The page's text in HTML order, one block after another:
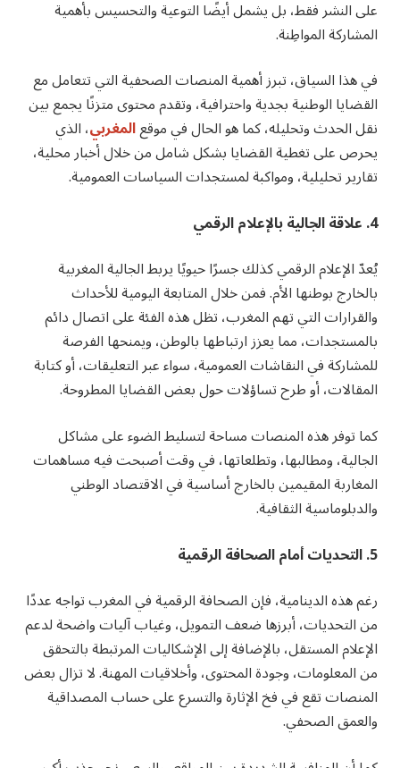
على النشر فقط، بل يشمل أيضًا التوعية والتحسيس بأهمية
المشاركة المواطِنة.
في هذا السياق، تبرز أهمية المنصات الصحفية التي تتعامل مع
القضايا الوطنية بجدية واحترافية، وتقدم محتوى متزنًا يجمع بين
نقل الحدث وتحليله، كما هو الحال في موقعالمغربي، الذي
يحرص على تغطية القضايا بشكل شامل من خلال أخبار محلية،
تقارير تحليلية، ومواكبة لمستجدات السياسات العمومية.
4. علاقة الجالية بالإعلام الرقمي
يُعدّ الإعلام الرقمي كذلك جسرًا حيويًا يربط الجالية المغربية
بالخارج بوطنها الأم. فمن خلال المتابعة اليومية للأحداث
والقرارات التي تهم المغرب، تظل هذه الفئة على اتصال دائم
بالمستجدات، مما يعزز ارتباطها بالوطن، ويمنحها الفرصة
للمشاركة في النقاشات العمومية، سواء عبر التعليقات، أو كتابة
المقالات، أو طرح تساؤلات حول بعض القضايا المطروحة.
كما توفر هذه المنصات مساحة لتسليط الضوء على مشاكل
الجالية، ومطالبها، وتطلعاتها، في وقت أصبحت فيه مساهمات
المغاربة المقيمين بالخارج أساسية في الاقتصاد الوطني
والدبلوماسية الثقافية.
5. التحديات أمام الصحافة الرقمية
رغم هذه الدينامية، فإن الصحافة الرقمية في المغرب تواجه عددًا
من التحديات، أبرزها ضعف التمويل، وغياب آليات واضحة لدعم
الإعلام المستقل، بالإضافة إلى الإشكاليات المرتبطة بالتحقق
من المعلومات، وجودة المحتوى، وأخلاقيات المهنة. لا تزال بعض
المنصات تقع في فخ الإثارة والتسرع على حساب المصداقية
والعمق الصحفي.